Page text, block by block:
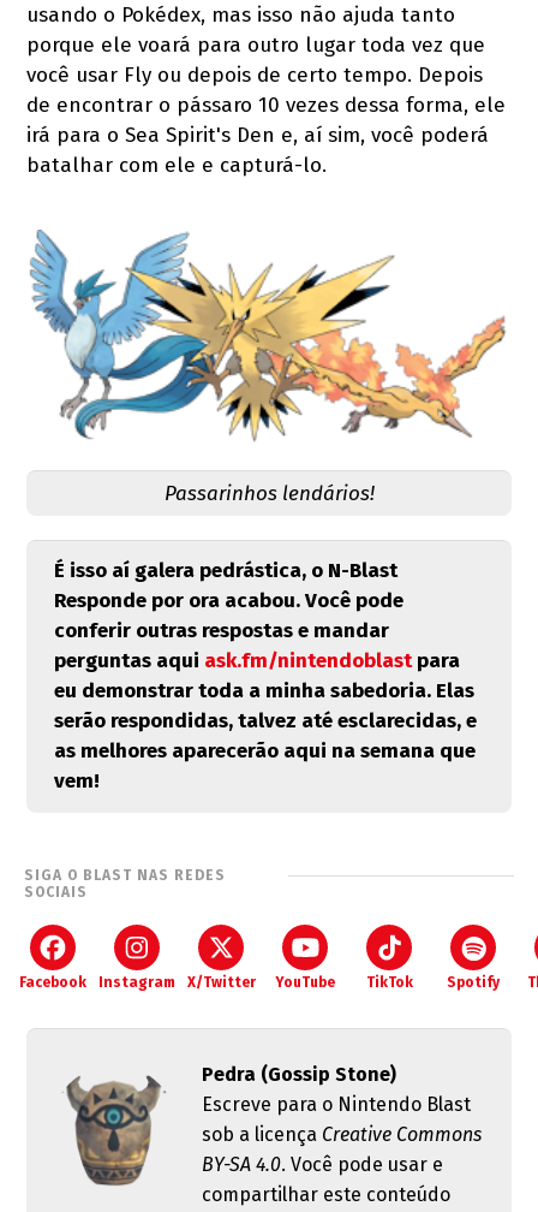
usando o Pokédex, mas isso não ajuda tanto
porque ele voará para outro lugar toda vez que
você usar Fly ou depois de certo tempo. Depois
de encontrar o pássaro 10 vezes dessa forma, ele
irá para o Sea Spirit's Den e, aí sim, você poderá
batalhar com ele e capturá-lo.
Passarinhos lendários!
É isso aí galera pedrástica, o N-Blast
Responde por ora acabou. Você pode
conferir outras respostas e mandar
perguntas aqui ask.fm/nintendoblastpara
eu demonstrar toda a minha sabedoria. Elas
serão respondidas, talvez até esclarecidas, e
as melhores aparecerão aqui na semana que
vem!
SIGA O BLAST NAS REDES
SOCIAIS
Facebook Instagram X/Twitter YouTube TikTok Spotify
Pedra (Gossip Stone)
Escreve para o Nintendo Blast
sob a licença Creative Commons
BY-SA 4.0. Você pode usar e
compartilhar este conteúdo